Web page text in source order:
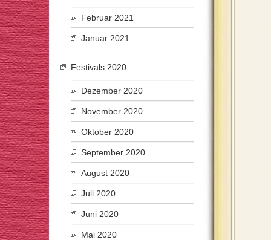
Februar 2021
Januar 2021
Festivals 2020
Dezember 2020
November 2020
Oktober 2020
September 2020
August 2020
Juli 2020
Juni 2020
Mai 2020